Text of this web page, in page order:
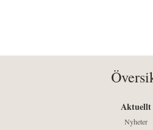
Aktuellt
Nyheter